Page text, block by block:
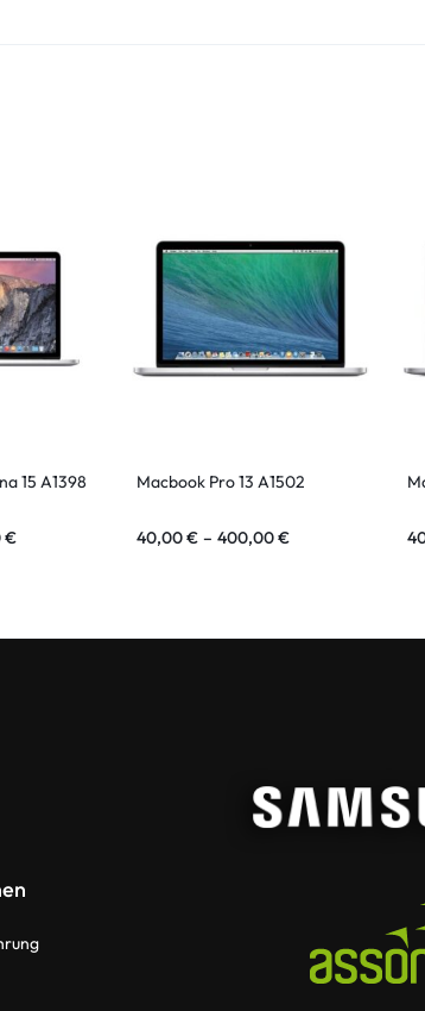
15 A1398
€
Macbook Pro 13 A1502
40,00€ – 400,00€